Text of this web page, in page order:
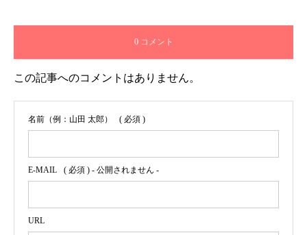
0 コメント
この記事へのコメントはありません。
名前（例：山田 太郎） ( 必須 )
E-MAIL ( 必須 ) - 公開されません -
URL